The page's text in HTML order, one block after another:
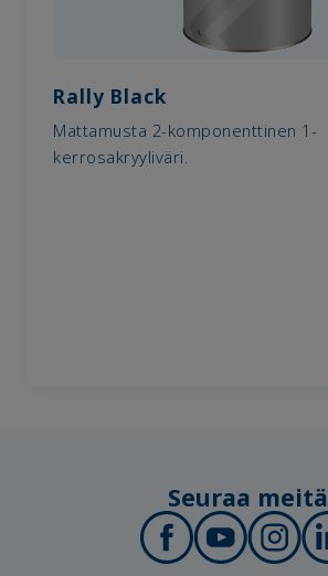
Rally Black
Mattamusta 2-komponenttinen 1-
kerrosakryyliväri.
Seuraa meitä